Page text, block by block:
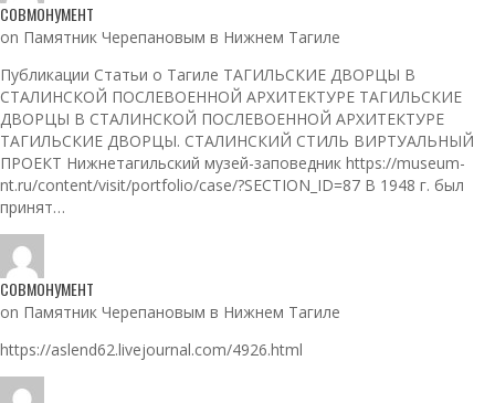
СОВМОНУМЕНТ
on Памятник Черепановым в Нижнем Тагиле
Публикации Статьи о Тагиле ТАГИЛЬСКИЕ ДВОРЦЫ В
СТАЛИНСКОЙ ПОСЛЕВОЕННОЙ АРХИТЕКТУРЕ ТАГИЛЬСКИЕ
ДВОРЦЫ В СТАЛИНСКОЙ ПОСЛЕВОЕННОЙ АРХИТЕКТУРЕ
ТАГИЛЬСКИЕ ДВОРЦЫ. СТАЛИНСКИЙ СТИЛЬ ВИРТУАЛЬНЫЙ
ПРОЕКТ Нижнетагильский музей-заповедник https://museum-
nt.ru/content/visit/portfolio/case/?SECTION_ID=87 В 1948 г. был
принят…
СОВМОНУМЕНТ
on Памятник Черепановым в Нижнем Тагиле
https://aslend62.livejournal.com/4926.html